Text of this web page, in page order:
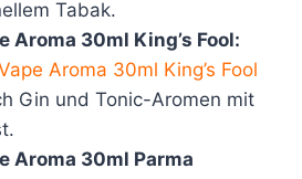
Tabak.
Aroma 30ml King’s Fool:
Aroma 30ml King’s Fool
Gin und Tonic-Aromen mit
Aroma 30ml Parma